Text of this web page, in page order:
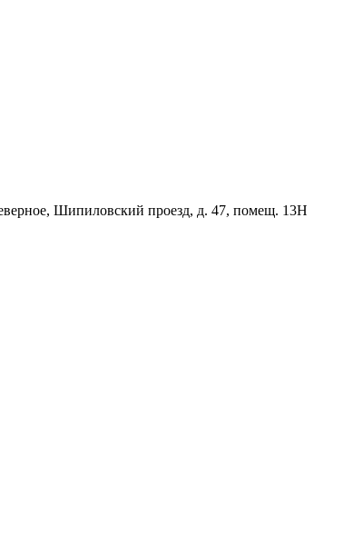
Шипиловский проезд, д. 47, помещ. 13Н